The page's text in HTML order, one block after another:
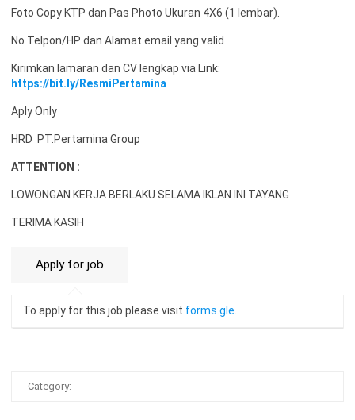
Foto Copy KTP dan Pas Photo Ukuran 4X6 (1 lembar).
No Telpon/HP dan Alamat email yang valid
Kirimkan lamaran dan CV lengkap via Link:
https://bit.ly/ResmiPertamina
Aply Only
HRD PT.Pertamina Group
ATTENTION :
LOWONGAN KERJA BERLAKU SELAMA IKLAN INI TAYANG
TERIMA KASIH
To apply for this job please visit forms.gle.
Category: